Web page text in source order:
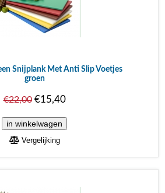
Snijplank Met Anti Slip Voetjes
groen
€22,00€15,40
Vergelijking